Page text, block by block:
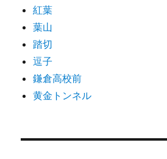
紅葉
葉山
踏切
逗子
鎌倉高校前
黄金トンネル